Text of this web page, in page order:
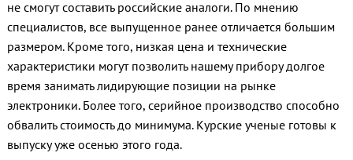
не смогут составить российские аналоги. По мнению
специалистов, все выпущенное ранее отличается большим
размером. Кроме того, низкая цена и технические
характеристики могут позволить нашему прибору долгое
время занимать лидирующие позиции на рынке
электроники. Более того, серийное производство способно
обвалить стоимость до минимума. Курские ученые готовы к
выпуску уже осенью этого года.